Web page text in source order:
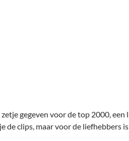
gegeven voor de top 2000, een
clips, maar voor de liefhebbers